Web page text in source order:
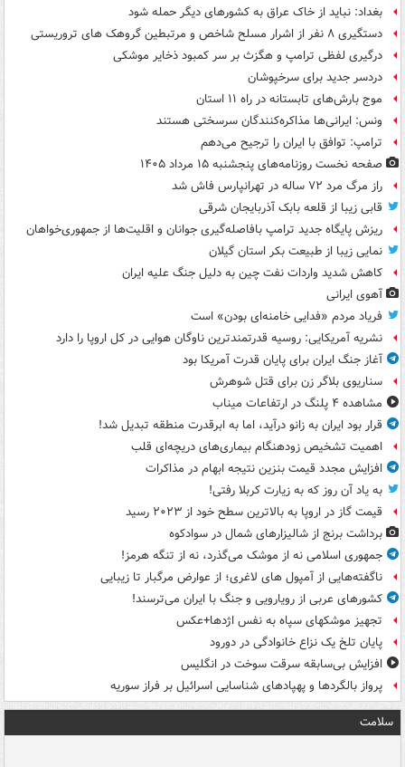
بغداد: نباید از خاک عراق به کشورهای دیگر حمله شود
دستگیری ۸ نفر از اشرار مسلح شاخص و مرتبطین گروهک های تروریستی
درگیری لفظی ترامپ و هگزث بر سر کمبود ذخایر موشکی
دردسر جدید برای سرخپوشان
موج بارش‌های تابستانه در راه ۱۱ استان
ونس: ایرانی‌ها مذاکره‌کنندگان سرسختی هستند
ترامپ: توافق با ایران را ترجیح می‌دهم
صفحه نخست روزنامه‌های پنجشنبه ۱۵ مرداد ۱۴۰۵
راز مرگ مرد ۷۲ ساله در تهرانپارس فاش شد
قابی زیبا از قلعه بابک آذربایجان شرقی
ریزش پایگاه جدید ترامپ بافاصله‌گیری جوانان و اقلیت‌ها از جمهوری‌خواهان
نمایی زیبا از طبیعت بکر استان گیلان
کاهش شدید واردات نفت چین به دلیل جنگ علیه ایران
آهوی ایرانی
فریاد مردم «فدایی خامنه‌ای بودن» است
نشریه آمریکایی: روسیه قدرتمندترین ناوگان هوایی در کل اروپا را دارد
آغاز جنگ ایران برای پایان قدرت آمریکا بود
سناریوی بلاگر زن برای قتل شوهرش
مشاهده ۴ پلنگ در ارتفاعات میناب
قرار بود ایران به زانو درآید، اما به ابرقدرت منطقه تبدیل شد!
اهمیت تشخیص زودهنگام بیماری‌های دریچه‌ای قلب
افزایش مجدد قیمت بنزین نتیجه ابهام در مذاکرات
به یاد آن روز که به زیارت کربلا رفتی!
قیمت گاز در اروپا به بالاترین سطح خود از ۲۰۲۳ رسید
برداشت برنج از شالیزارهای شمال در سوادکوه
جمهوری اسلامی نه از موشک می‌گذرد، نه از تنگه هرمز!
ناگفته‌هایی از آمپول های لاغری؛ از عوارض مرگبار تا زیبایی
کشورهای عربی از رویارویی و جنگ با ایران می‌ترسند!
تجهیز موشکهای سپاه به نفس اژدها+عکس
پایان تلخ یک نزاع خانوادگی در دورود
افزایش بی‌سابقه سرقت سوخت در انگلیس
پرواز بالگردها و پهپادهای شناسایی اسرائیل بر فراز سوریه
سلامت